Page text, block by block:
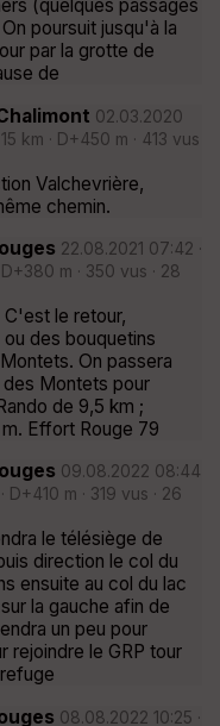
(quelques passages
poursuit jusqu'à la
par la grotte de
de
02.03.2020
km · D+450 m · 413 vus
Valchevrière,
chemin.
22.08.2021 07:42 ·
m · 350 vus · 28
le retour,
des bouquetins
On passera
Montets pour
de 9,5 km ;
Effort Rouge 79
09.08.2022 08:44
D+410 m · 319 vus · 26
le télésiège de
direction le col du
ensuite au col du lac
la gauche afin de
un peu pour
rejoindre le GRP tour
08.08.2022 10:25 ·